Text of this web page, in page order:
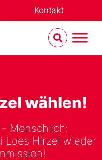
Kontakt
wählen!
Menschlich:
Loes Hirzel wieder